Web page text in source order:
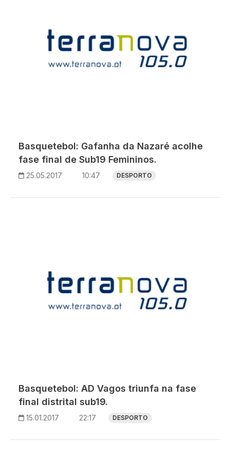
Basquetebol: Gafanha da Nazaré acolhe
fase final de Sub19 Femininos.
25.05.2017 10:47 DESPORTO
Basquetebol: AD Vagos triunfa na fase
final distrital sub19.
15.01.2017 22:17 DESPORTO